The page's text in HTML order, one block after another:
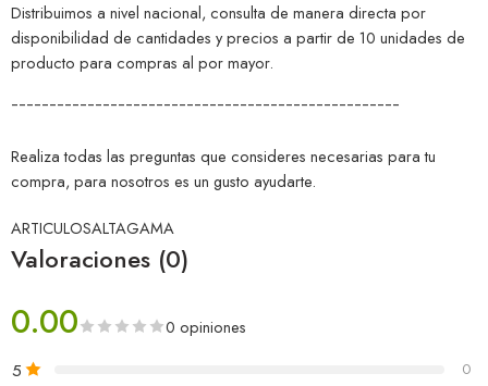
Distribuimos a nivel nacional, consulta de manera directa por
disponibilidad de cantidades y precios a partir de 10 unidades de
producto para compras al por mayor.
¯¯¯¯¯¯¯¯¯¯¯¯¯¯¯¯¯¯¯¯¯¯¯¯¯¯¯¯¯¯¯¯¯¯¯¯¯¯¯¯¯¯¯¯¯¯¯¯¯¯¯
Realiza todas las preguntas que consideres necesarias para tu
compra, para nosotros es un gusto ayudarte.
ARTICULOSALTAGAMA
Valoraciones (0)
0.00 0 opiniones
5 0